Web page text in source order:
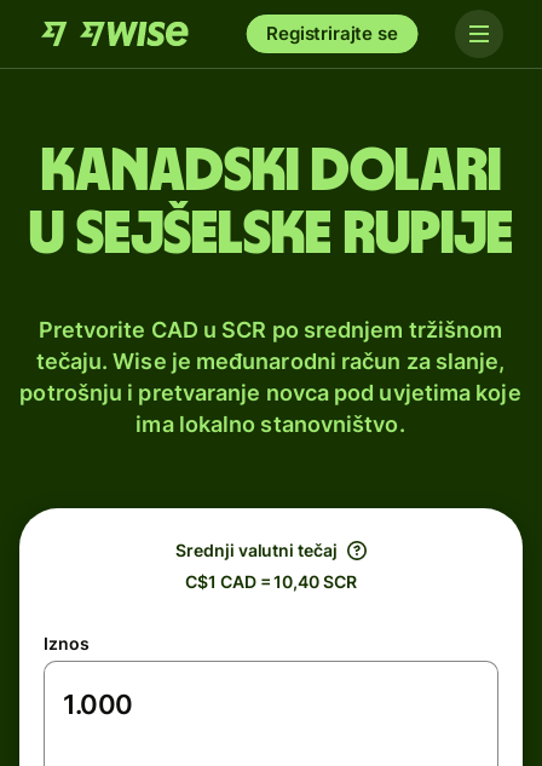
Registrirajte se
Kanadski dolari
u sejšelske rupije
Pretvorite CAD u SCR po srednjem tržišnom
tečaju. Wise je međunarodni račun za slanje,
potrošnju i pretvaranje novca pod uvjetima koje
ima lokalno stanovništvo.
Srednji valutni tečaj
C$1 CAD = 10,40 SCR
Iznos